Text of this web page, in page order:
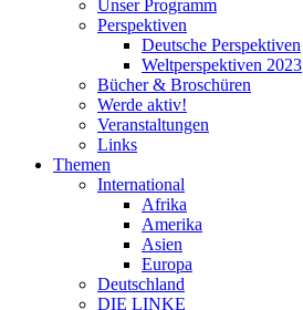
Unser Programm
Perspektiven
Deutsche Perspektiven
Weltperspektiven 2023
Bücher & Broschüren
Werde aktiv!
Veranstaltungen
Links
Themen
International
Afrika
Amerika
Asien
Europa
Deutschland
DIE LINKE